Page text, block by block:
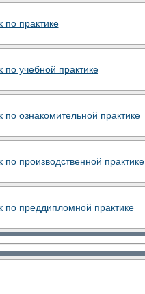
по практике
по учебной практике
по ознакомительной практике
по производственной практике
по преддипломной практике